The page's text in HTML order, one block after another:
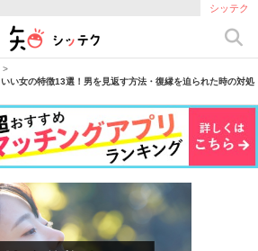
シッテク
>
い女の特徴13選！男を見返す方法・復縁を迫られた時の対処